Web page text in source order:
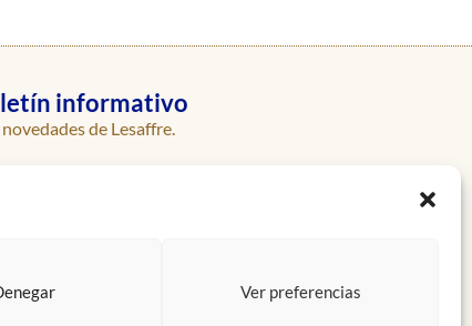
Ver preferencias
informativo
de Lesaffre.